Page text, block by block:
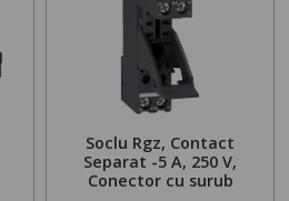
Soclu Rgz, Contact
Separat -5 A, 250 V,
Conector cu surub